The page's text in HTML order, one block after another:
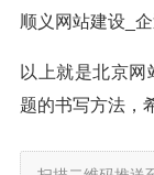
顺义网站建设_
以上就是北京
题的书写方法，